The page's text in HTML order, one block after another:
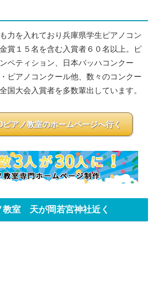
力を入れており兵庫県学生ピアノコン
賞１５名を含む入賞者６０名以上。ピ
ペティション、日本バッハコンクー
ピアノコンクール他、数々のコンクー
国大会入賞者を多数輩出しています。
アノ教室のホームページへ行く
教室 天が岡若宮神社近く